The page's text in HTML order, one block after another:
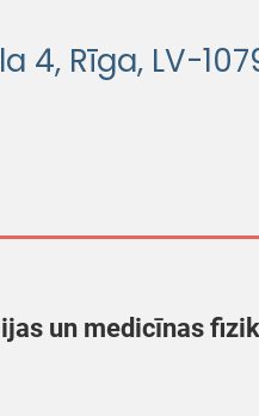
4, Rīga, LV-
un medicīnas